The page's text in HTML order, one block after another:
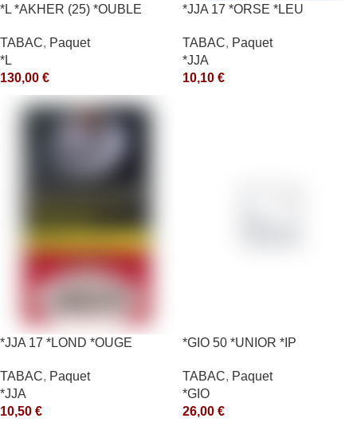
*L *AKHER (25) *OUBLE
TABAC, Paquet
*L
130,00 €
*JJA 17 *ORSE *LEU
TABAC, Paquet
*JJA
10,10 €
*JJA 17 *LOND *OUGE
TABAC, Paquet
*JJA
10,50 €
*GIO 50 *UNIOR *IP
TABAC, Paquet
*GIO
26,00 €